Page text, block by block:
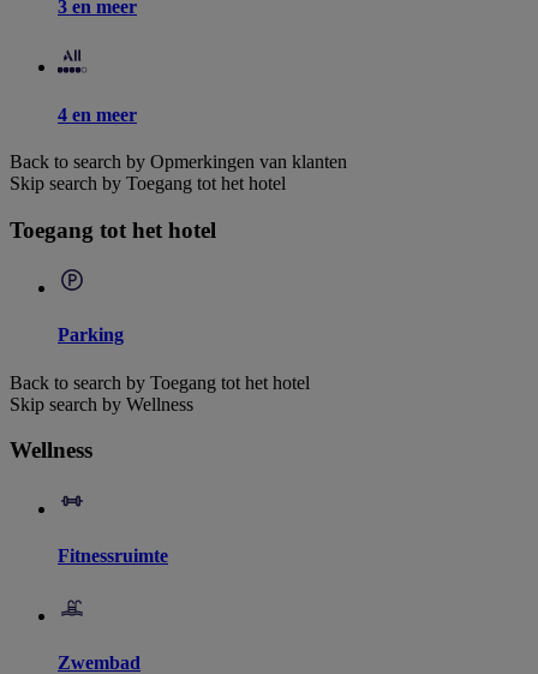
3 en meer
4 en meer
Back to search by Opmerkingen van klanten
Skip search by Toegang tot het hotel
Toegang tot het hotel
Parking
Back to search by Toegang tot het hotel
Skip search by Wellness
Wellness
Fitnessruimte
Zwembad